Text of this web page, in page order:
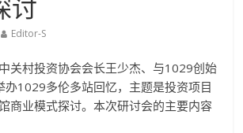
讨
Editor-S
关村投资协会会长王少杰、与1029创始
办1029多伦多站回忆，主题是投资项目
商业模式探讨。本次研讨会的主要内容